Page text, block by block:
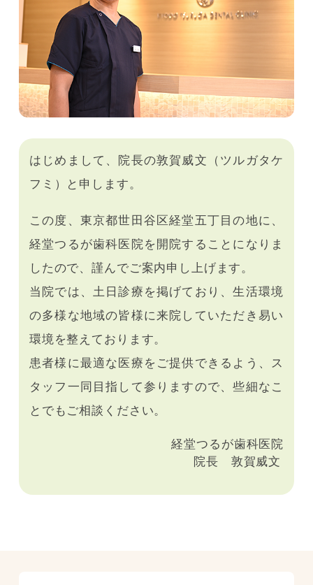
はじめまして、院長の敦賀威文（ツルガタケ
フミ）と申します。
この度、東京都世田谷区経堂五丁目の地に、
経堂つるが歯科医院を開院することになりま
したので、謹んでご案内申し上げます。
当院では、土日診療を掲げており、生活環境
の多様な地域の皆様に来院していただき易い
環境を整えております。
患者様に最適な医療をご提供できるよう、ス
タッフ一同目指して参りますので、些細なこ
とでもご相談ください。
経堂つるが歯科医院
院長 敦賀威文